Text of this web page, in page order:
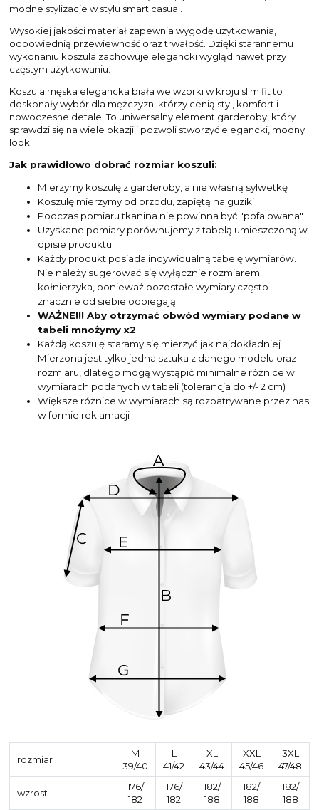
modne stylizacje w stylu smart casual.
Wysokiej jakości materiał zapewnia wygodę użytkowania,
odpowiednią przewiewność oraz trwałość. Dzięki starannemu
wykonaniu koszula zachowuje elegancki wygląd nawet przy
częstym użytkowaniu.
Koszula męska elegancka biała we wzorki w kroju slim fit to
doskonały wybór dla mężczyzn, którzy cenią styl, komfort i
nowoczesne detale. To uniwersalny element garderoby, który
sprawdzi się na wiele okazji i pozwoli stworzyć elegancki, modny
look.
Jak prawidłowo dobrać rozmiar koszuli:
Mierzymy koszulę z garderoby, a nie własną sylwetkę
Koszulę mierzymy od przodu, zapiętą na guziki
Podczas pomiaru tkanina nie powinna być "pofalowana"
Uzyskane pomiary porównujemy z tabelą umieszczoną w
opisie produktu
Każdy produkt posiada indywidualną tabelę wymiarów.
Nie należy sugerować się wyłącznie rozmiarem
kołnierzyka, ponieważ pozostałe wymiary często
znacznie od siebie odbiegają
WAŻNE!!! Aby otrzymać obwód wymiary podane w
tabeli mnożymy x2
Każdą koszulę staramy się mierzyć jak najdokładniej.
Mierzona jest tylko jedna sztuka z danego modelu oraz
rozmiaru, dlatego mogą wystąpić minimalne różnice w
wymiarach podanych w tabeli (tolerancja do +/- 2 cm)
Większe różnice w wymiarach są rozpatrywane przez nas
w formie reklamacji
rozmiar
M
39/40
L
41/42
XL
43/44
XXL
45/46
3XL
47/48
wzrost
176/
182
176/
182
182/
188
182/
188
182/
188